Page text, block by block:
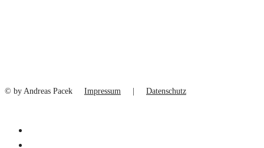
© by Andreas Pacek Impressum Datenschutz